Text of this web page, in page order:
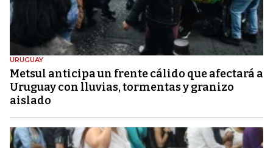
URUGUAY
Metsul anticipa un frente cálido que afectará a
Uruguay con lluvias, tormentas y granizo
aislado